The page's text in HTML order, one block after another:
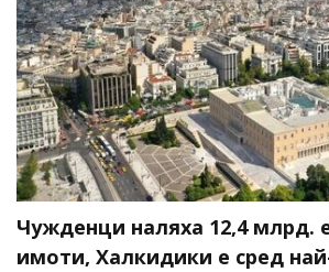
Чужденци наляха 12,4 млрд.
имоти, Халкидики е сред